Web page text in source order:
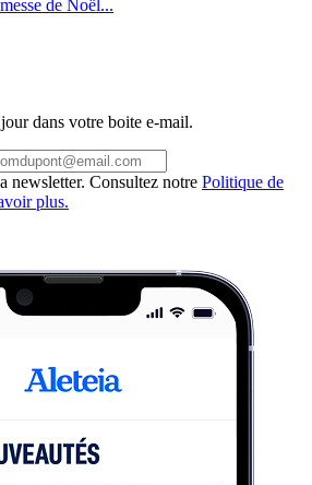
de Noël...
dans votre boite e-mail.
newsletter. Consultez notre Politique de
plus.